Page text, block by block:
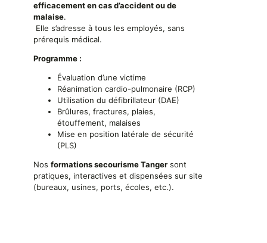
efficacement en cas d’accident ou de
malaise.
Elle s’adresse à tous les employés, sans
prérequis médical.
Programme :
Évaluation d’une victime
Réanimation cardio-pulmonaire (RCP)
Utilisation du défibrillateur (DAE)
Brûlures, fractures, plaies,
étouffement, malaises
Mise en position latérale de sécurité
(PLS)
Nos formations secourisme Tangersont
pratiques, interactives et dispensées sur site
(bureaux, usines, ports, écoles, etc.).